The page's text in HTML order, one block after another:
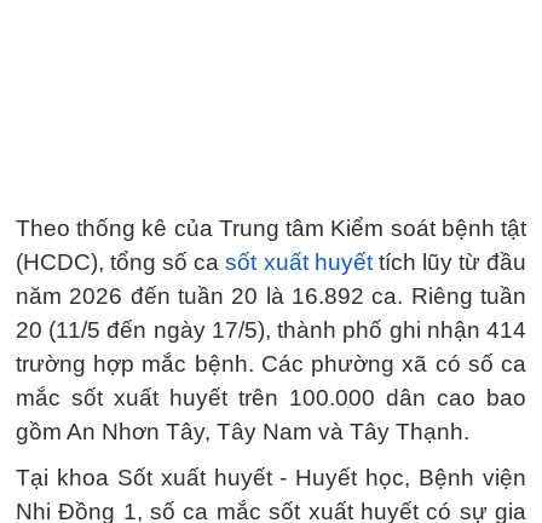
Theo thống kê của Trung tâm Kiểm soát bệnh tật
(HCDC), tổng số casốt xuất huyết tích lũy từ đầu
năm 2026 đến tuần 20 là 16.892 ca. Riêng tuần
20 (11/5 đến ngày 17/5), thành phố ghi nhận 414
trường hợp mắc bệnh. Các phường xã có số ca
mắc sốt xuất huyết trên 100.000 dân cao bao
gồm An Nhơn Tây, Tây Nam và Tây Thạnh.
Tại khoa Sốt xuất huyết - Huyết học, Bệnh viện
Nhi Đồng 1, số ca mắc sốt xuất huyết có sự gia